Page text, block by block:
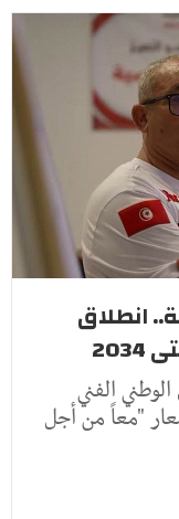
انطلاق
الفني
"معاً من أجل